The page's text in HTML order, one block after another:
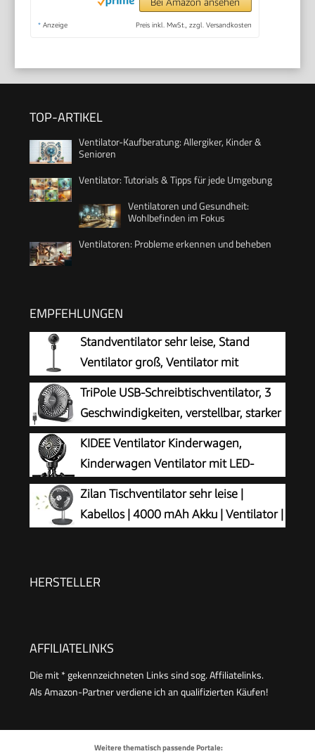
* Anzeige Preis inkl. MwSt., zzgl. Versandkosten
TOP-ARTIKEL
Ventilator-Kaufberatung: Allergiker, Kinder &
Senioren
Ventilator: Tutorials & Tipps für jede Umgebung
Ventilatoren und Gesundheit:
Wohlbefinden im Fokus
Ventilatoren: Probleme erkennen und beheben
EMPFEHLUNGEN
Standventilator sehr leise, Stand
Ventilator groß, Ventilator mit
Kühlung, Standing Fan,
Bodenventilator gross, leistungsstark
Ventilatoren mit Fuß, für Schlafzimmer
Wohnzimmer Bedroom, Schwarz
TriPole USB-Schreibtischventilator, 3
Geschwindigkeiten, verstellbar, starker
Wind, Tischventilator, 360° Kopf
drehbar, 1,5 m Kabel, persönlicher Desktop-
Ventilator, 11,4 cm, tragbarer Mini-Ventilator
KIDEE Ventilator Kinderwagen,
Kinderwagen Ventilator mit LED-
Display, 3 Geschwindigkeiten, USB
wiederaufladbar, Mini Clip-Ventilator für Baby,
Reise, Outdoor und Schreibtisch, Tiefschwarz
Zilan Tischventilator sehr leise |
Kabellos | 4000 mAh Akku | Ventilator |
Stufen | 15 h kabelloser Betrieb
HERSTELLER
AFFILIATELINKS
Die mit * gekennzeichneten Links sind sog. Affiliatelinks.
Als Amazon-Partner verdiene ich an qualifizierten Käufen!
Weitere thematisch passende Portale: